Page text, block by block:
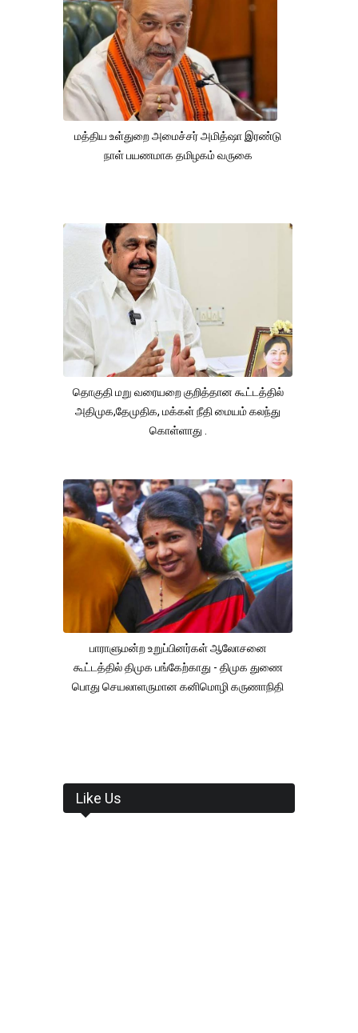
மத்திய உள்துறை அமைச்சர் அமித்ஷா இரண்டு
நாள் பயணமாக தமிழகம் வருகை
தொகுதி மறு வரையறை குறித்தான கூட்டத்தில்
அதிமுக,தேமுதிக, மக்கள் நீதி மையம் கலந்து
கொள்ளாது .
பாராளுமன்ற உறுப்பினர்கள் ஆலோசனை
கூட்டத்தில் திமுக பங்கேற்காது - திமுக துணை
பொது செயலாளருமான கனிமொழி கருணாநிதி
Like Us